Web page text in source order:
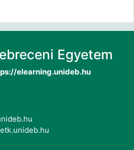
Egyetem
elearning.unideb.hu